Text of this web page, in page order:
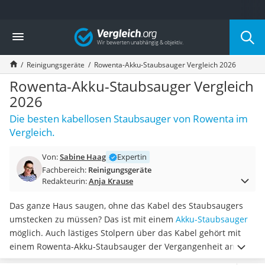
Die beliebtesten Vergleiche nach Kategorie
Haushalt
Wassersprudler
Zentralstaubsauger
Brotbackautomat
Wischroboter
Wäschespinne
Industriestaubsauger
Spülmaschinentabs
Eierkocher
AEG-Waschmaschine
Handstaubsauger
Milchaufschäumer
Kondenstrockner
Reiskocher
Heißwasserspender
Vergleich
Reinigungsgeräte Rowenta-Akku-Staubsauger Vergleich 2026
Rowenta-Akku-Staubsauger Vergleich
2026
Die besten kabellosen Staubsauger von Rowenta im
Vergleich.
Von:Sabine Haag
Expertin
Fachbereich: Reinigungsgeräte
Redakteurin:Anja Krause
Das ganze Haus saugen, ohne das Kabel des Staubsaugers
umstecken zu müssen? Das ist mit einem Akku-Staubsauger
möglich. Auch lästiges Stolpern über das Kabel gehört mit
einem Rowenta-Akku-Staubsauger der Vergangenheit an.
Laut diversen Online-Tests wird dasSaugen in dunklen